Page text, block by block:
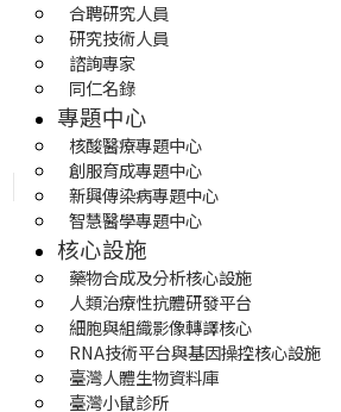
合聘研究人員
研究技術人員
諮詢專家
同仁名錄
專題中心
核酸醫療專題中心
創服育成專題中心
新興傳染病專題中心
智慧醫學專題中心
核心設施
藥物合成及分析核心設施
人類治療性抗體研發平台
細胞與組織影像轉譯核心
RNA技術平台與基因操控核心設施
臺灣人體生物資料庫
臺灣小鼠診所